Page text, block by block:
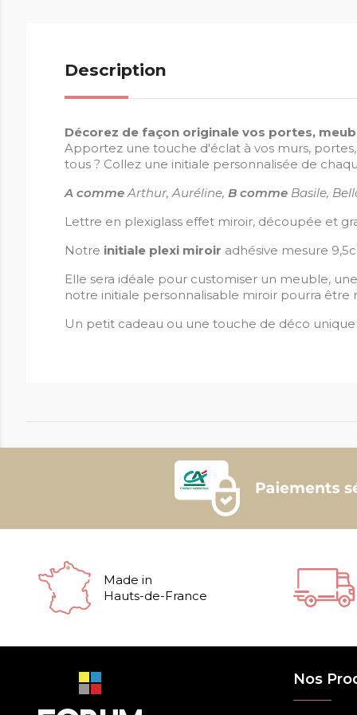
Description
Décorez de façon originale vos portes,
Apportez une touche d'éclat à vos murs,
tous ? Collez une initiale personnalisée de
A commeArthur, Auréline, B comme Basile,
Lettre en plexiglass effet miroir, découpée et
Notre initiale plexi miroir adhésive mesure
Elle sera idéale pour customiser un meuble,
notre initiale personnalisable miroir pourra être
Un petit cadeau ou une touche de déco
Made in
Hauts-de-France
Nos